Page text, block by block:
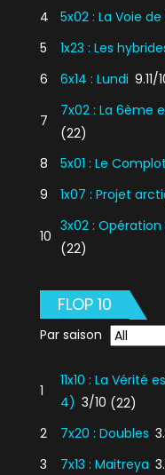
4
5x02 : La Voie
5
1x23 : Les
6
6x14 : Lundi 9.11/
7
7x02 : La 6ème
(22)
8
5x01 : Le Complot
9
1x07 : Projet
10
3x02 :
(22)
FLOP 10
Par saison
1
11x10 : La Vérité
4) 3/10 (22)
2
7x20 : Doubles
3
7x13 : Maitreya